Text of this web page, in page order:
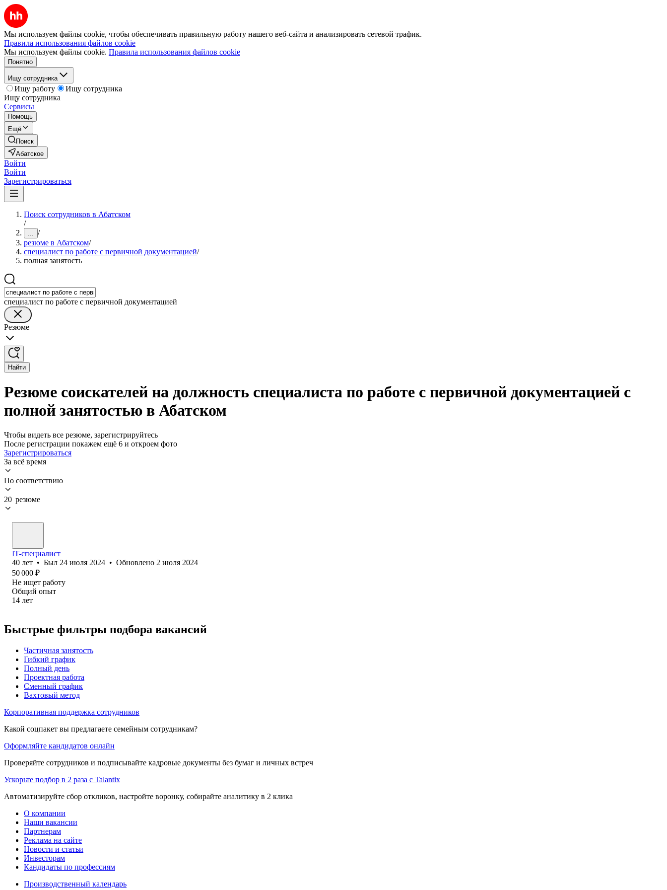
Мы используем файлы cookie, чтобы обеспечивать правильную работу нашего веб-сайта и анализировать сетевой трафик.
Правила использования файлов cookie
Мы используем файлы cookie. Правила использования файлов cookie
Понятно
Ищу сотрудника
Ищу работу
Ищу сотрудника
Ищу сотрудника
Сервисы
Помощь
Ещё
Поиск
Абатское
Войти
Войти
Зарегистрироваться
Поиск сотрудников в Абатском
/
... /
резюме в Абатском/
специалист по работе с первичной документацией/
полная занятость
специалист по работе с первичной документацией
Резюме
Найти
Резюме соискателей на должность специалиста по работе с первичной документацией с
полной занятостью в Абатском
Чтобы видеть все резюме, зарегистрируйтесь
После регистрации покажем ещё 6 и откроем фото
Зарегистрироваться
За всё время
По соответствию
20 резюме
IT-специалист
40 лет • Был 24 июля 2024 • Обновлено 2 июля 2024
50 000 ₽
Не ищет работу
Общий опыт
14 лет
Быстрые фильтры подбора вакансий
Частичная занятость
Гибкий график
Полный день
Проектная работа
Сменный график
Вахтовый метод
Корпоративная поддержка сотрудников
Какой соцпакет вы предлагаете семейным сотрудникам?
Оформляйте кандидатов онлайн
Проверяйте сотрудников и подписывайте кадровые документы без бумаг и личных встреч
Ускорьте подбор в 2 раза с Talantix
Автоматизируйте сбор откликов, настройте воронку, собирайте аналитику в 2 клика
О компании
Наши вакансии
Партнерам
Реклама на сайте
Новости и статьи
Инвесторам
Кандидаты по профессиям
Производственный календарь